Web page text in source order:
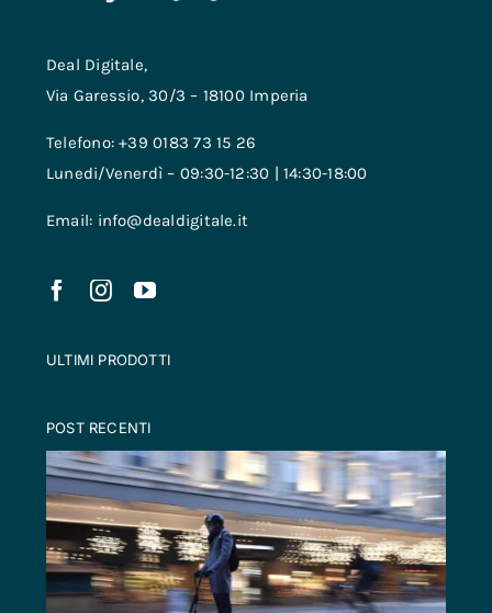
Deal Digitale,
Via Garessio, 30/3 – 18100 Imperia
Telefono: +39 0183 73 15 26
Lunedi/Venerdì – 09:30-12:30 | 14:30-18:00
Email: info@dealdigitale.it
ULTIMI PRODOTTI
POST RECENTI